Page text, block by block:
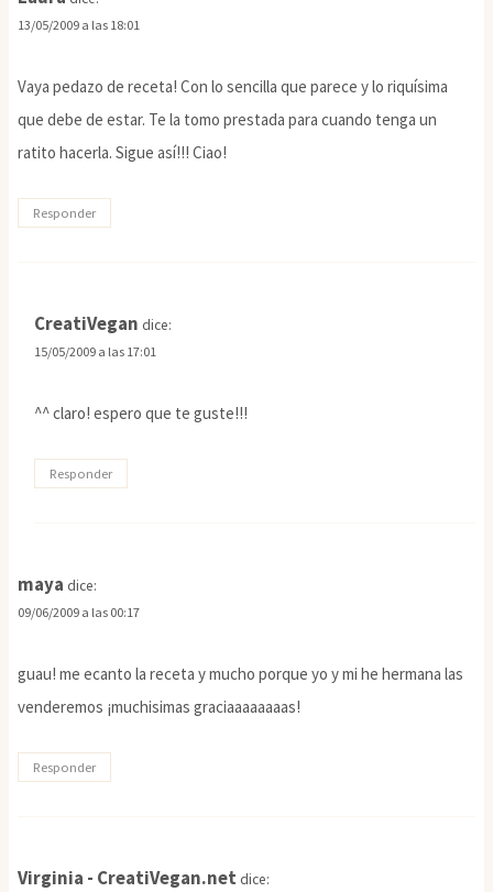
13/05/2009 a las 18:01
Vaya pedazo de receta! Con lo sencilla que parece y lo riquísima
que debe de estar. Te la tomo prestada para cuando tenga un
ratito hacerla. Sigue así!!! Ciao!
Responder
CreatiVegan dice:
15/05/2009 a las 17:01
^^ claro! espero que te guste!!!
Responder
maya dice:
09/06/2009 a las 00:17
guau! me ecanto la receta y mucho porque yo y mi he hermana las
venderemos ¡muchisimas graciaaaaaaaas!
Responder
Virginia - CreatiVegan.net dice: